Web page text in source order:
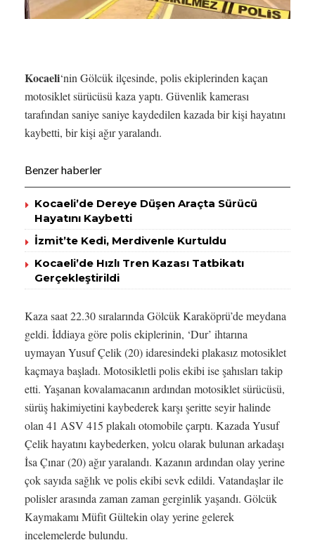
Kocaeli‘nin Gölcük ilçesinde, polis ekiplerinden kaçan
motosiklet sürücüsü kaza yaptı. Güvenlik kamerası
tarafından saniye saniye kaydedilen kazada bir kişi hayatını
kaybetti, bir kişi ağır yaralandı.
Benzer haberler
Kocaeli’de Dereye Düşen Araçta Sürücü
Hayatını Kaybetti
İzmit’te Kedi, Merdivenle Kurtuldu
Kocaeli’de Hızlı Tren Kazası Tatbikatı
Gerçekleştirildi
Kaza saat 22.30 sıralarında Gölcük Karaköprü’de meydana
geldi. İddiaya göre polis ekiplerinin, ‘Dur’ ihtarına
uymayan Yusuf Çelik (20) idaresindeki plakasız motosiklet
kaçmaya başladı. Motosikletli polis ekibi ise şahısları takip
etti. Yaşanan kovalamacanın ardından motosiklet sürücüsü,
sürüş hakimiyetini kaybederek karşı şeritte seyir halinde
olan 41 ASV 415 plakalı otomobile çarptı. Kazada Yusuf
Çelik hayatını kaybederken, yolcu olarak bulunan arkadaşı
İsa Çınar (20) ağır yaralandı. Kazanın ardından olay yerine
çok sayıda sağlık ve polis ekibi sevk edildi. Vatandaşlar ile
polisler arasında zaman zaman gerginlik yaşandı. Gölcük
Kaymakamı Müfit Gültekin olay yerine gelerek
incelemelerde bulundu.